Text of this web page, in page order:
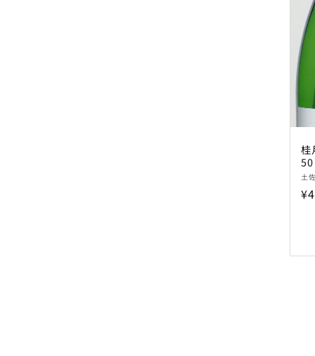
桂
販
売
土
通